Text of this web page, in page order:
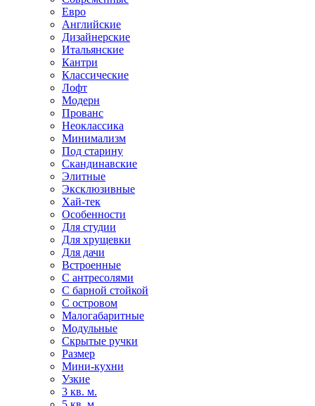
Евро
Английские
Дизайнерские
Итальянские
Кантри
Классические
Лофт
Модерн
Прованс
Неоклассика
Минимализм
Под старину
Скандинавские
Элитные
Эксклюзивные
Хай-тек
Особенности
Для студии
Для хрущевки
Для дачи
Встроенные
С антресолями
С барной стойкой
С островом
Малогабаритные
Модульные
Скрытые ручки
Размер
Мини-кухни
Узкие
3 кв. м.